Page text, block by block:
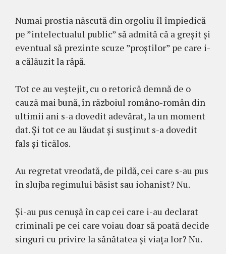
Numai prostia născută din orgoliu îl împiedică
pe ”intelectualul public” să admită că a greșit și
eventual să prezinte scuze ”proștilor” pe care i-
a călăuzit la râpă.
Tot ce au veștejit, cu o retorică demnă de o
cauză mai bună, în războiul româno-român din
ultimii ani s-a dovedit adevărat, la un moment
dat. Și tot ce au lăudat și susținut s-a dovedit
fals și ticălos.
Au regretat vreodată, de pildă, cei care s-au pus
în slujba regimului băsist sau iohanist? Nu.
Și-au pus cenușă în cap cei care i-au declarat
criminali pe cei care voiau doar să poată decide
singuri cu privire la sănătatea și viața lor? Nu.